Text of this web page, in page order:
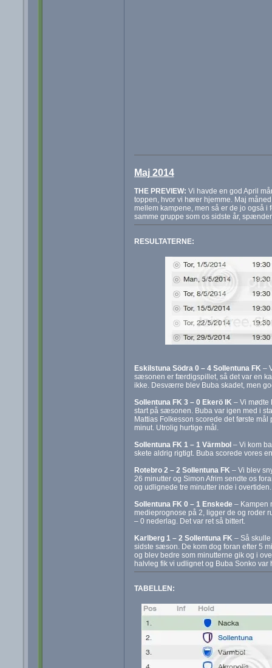
Maj 2014
THE PREVIEW: Vi havde en god April
toppen, hvor vi hører hjemme. Maj
mellem kampene, men så er de jo også i
samme gruppe som os sidste år,
RESULTATERNE:
Eskilstuna Södra 0 – 4 Sollentuna FK –
sæsonen er færdigspillet, så det var en
ikke. Desværre blev Buba skadet, men
Sollentuna FK 3 – 0 Ekerö IK – Vi mødte
start på sæsonen. Buba var igen med i
Mattias Folkesson scorede det første
minut. Utrolig hurtige mål.
Sollentuna FK 1 – 1 Värmbol– Vi kom
skete aldrig rigtigt. Buba scorede vores
Rotebro 2 – 2 Sollentuna FK – Vi blev
26 minutter og Simon Afrim sendte os
og udlignede tre minutter inde i
Sollentuna FK 0 – 1 Enskede– Kampen
medieprognose på 2, ligger de og roder
– 0 nederlag. Det var ret så bittert.
Karlberg 1 – 2 Sollentuna FK – Så
sidste sæson. De kom dog foran efter 5
og blev bedre som minutterne gik og i
halvleg fik vi udlignet og Buba Sonko var
TABELLEN: